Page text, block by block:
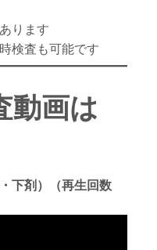
ります
検査も可能です
動画は
下剤）（再生回数